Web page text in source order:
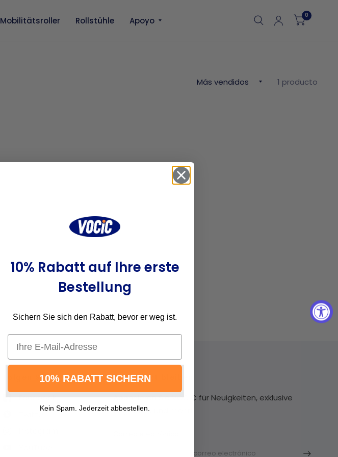
Mobilitätsroller Rollstühle Apoyo 0
1 producto
Folgen Sie VOCIC
Twitter
In Kontakt bleiben
Abonnieren Sie VOCIC für Neuigkeiten, exklusive
Angebote und mehr!
10% Rabatt auf Ihre erste
Bestellung
Sichern Sie sich den Rabatt, bevor er weg ist.
Email
10% RABATT SICHERN
Kein Spam. Jederzeit abbestellen.